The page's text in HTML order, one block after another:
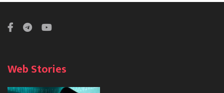
Web Stories